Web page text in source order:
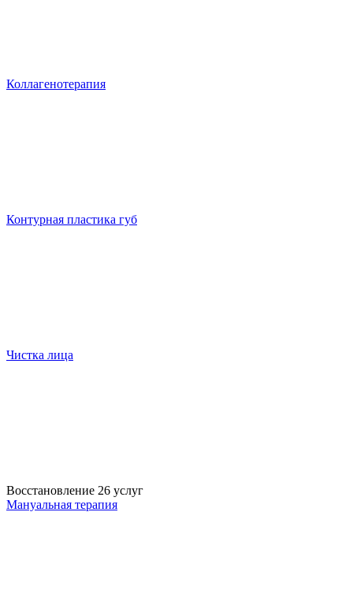
Коллагенотерапия
Контурная пластика губ
Чистка лица
Восстановление 26 услуг
Мануальная терапия